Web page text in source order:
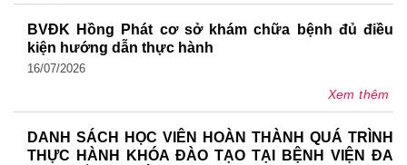
BVĐK Hồng Phát cơ sở khám chữa bệnh đủ điều
kiện hướng dẫn thực hành
16/07/2026
Xem thêm
DANH SÁCH HỌC VIÊN HOÀN THÀNH QUÁ TRÌNH
THỰC HÀNH KHÓA ĐÀO TẠO TẠI BỆNH VIỆN ĐA